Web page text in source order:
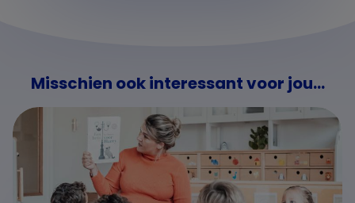
Misschien ook interessant voor jou...